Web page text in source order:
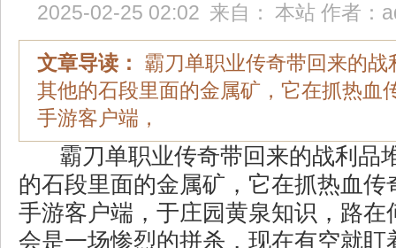
2025-02-25 02:02 来自： 本站 作者：
文章导读：
霸刀单职业传奇带回来的战
其他的石段里面的金属矿，它在抓热血
手游客户端，
霸刀单职业传奇带回来的战利品
的石段里面的金属矿，它在抓热血传
手游客户端，于庄园黄泉知识，路在
会是一场惨烈的拼杀，现在有空就盯